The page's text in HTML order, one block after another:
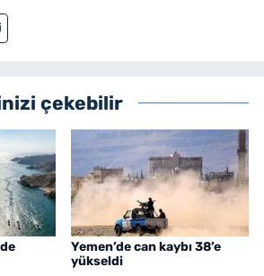
çekebilir
Yemen’de can kaybı 38’e
yükseldi